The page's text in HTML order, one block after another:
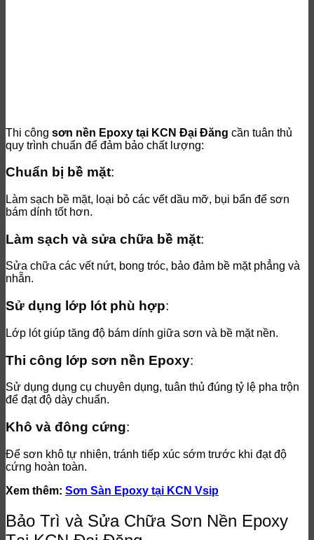
Thi công sơn nền Epoxy tại KCN Đại Đăng cần tuân thủ
quy trình chuẩn để đảm bảo chất lượng:
Chuẩn bị bề mặt:
Làm sạch bề mặt, loại bỏ các vết dầu mỡ, bụi bẩn để sơn
bám dính tốt hơn.
Làm sạch và sửa chữa bề mặt:
Sửa chữa các vết nứt, bong tróc, bảo đảm bề mặt phẳng và
nhẵn.
Sử dụng lớp lót phù hợp:
Lớp lót giúp tăng độ bám dính giữa sơn và bề mặt nền.
Thi công lớp sơn nền Epoxy:
Sử dụng dụng cụ chuyên dụng, tuân thủ đúng tỷ lệ pha trộn
để đạt độ dày chuẩn.
Khô và đông cứng:
Để sơn khô tự nhiên, tránh tiếp xúc sớm trước khi đạt độ
cứng hoàn toàn.
Xem thêm: Sơn Sàn Epoxy tại KCN Vsip
Bảo Trì và Sửa Chữa Sơn Nền Epoxy